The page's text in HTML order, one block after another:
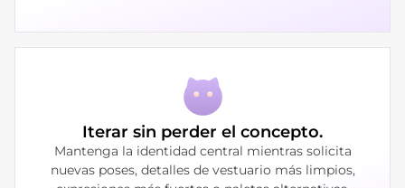
Iterar sin perder el concepto.
Mantenga la identidad central mientras solicita
nuevas poses, detalles de vestuario más limpios,